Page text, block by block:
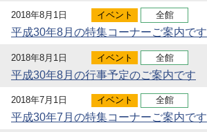
2018年8月1日 イベント 全館
平成30年8月の特集コーナーご案内です
2018年8月1日 イベント 全館
平成30年8月の行事予定のご案内です
2018年7月1日 イベント 全館
平成30年7月の特集コーナーご案内です